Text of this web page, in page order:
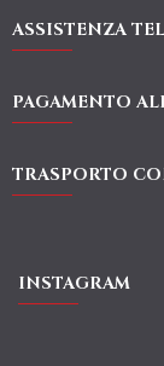
ASSISTENZA
PAGAMENTO
TRASPORTO
INSTAGRAM